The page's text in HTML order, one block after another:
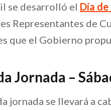
se desarrolló el Día de
Representantes de
que el Gobierno
Jornada –
jornada se llevará a